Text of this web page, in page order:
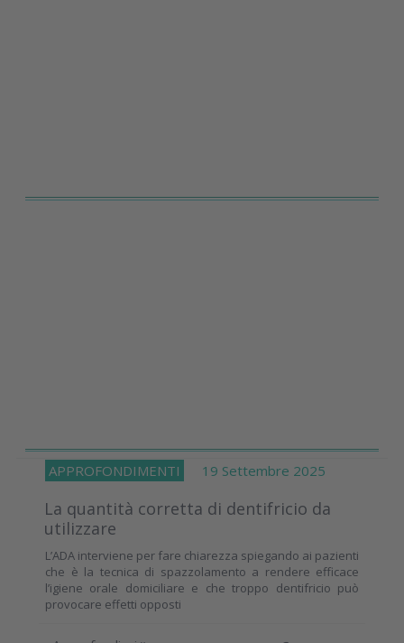
APPROFONDIMENTI 19 Settembre 2025
La quantità corretta di dentifricio da
utilizzare
L’ADA interviene per fare chiarezza spiegando ai pazienti
che è la tecnica di spazzolamento a rendere efficace
l’igiene orale domiciliare e che troppo dentifricio può
provocare effetti opposti